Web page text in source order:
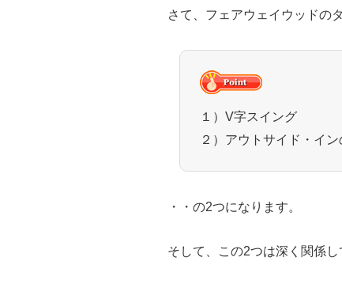
さて、フェアウェイウッドの
１）V字スイング
２）アウトサイド・イ
・・の2つになります。
そして、この2つは深く関係し